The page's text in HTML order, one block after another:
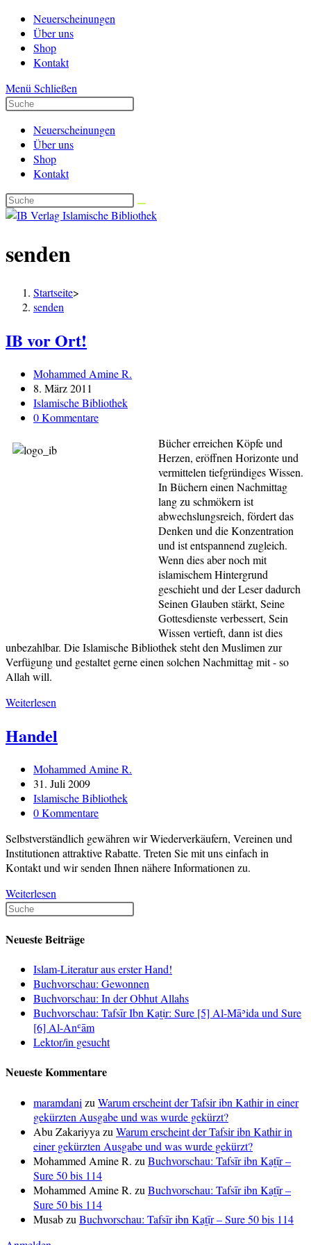
Zum
Inhalt
springen
Neuerscheinungen
Über uns
Shop
Kontakt
Menü Schließen
Neuerscheinungen
Über uns
Shop
Kontakt
senden
Startseite>
senden
IB vor Ort!
Beitrags-
Autor:
Mohammed Amine R.
Beitrag
veröffentlicht:
8. März 2011
Beitrags-
Kategorie:
Islamische Bibliothek
Beitrags-
0 Kommentare
Bücher erreichen Köpfe und
Herzen, eröffnen Horizonte und
vermittelen tiefgründiges Wissen.
In Büchern einen Nachmittag
lang zu schmökern ist
abwechslungsreich, fördert das
Denken und die Konzentration
und ist entspannend zugleich.
Wenn dies aber noch mit
islamischem Hintergrund
geschieht und der Leser dadurch
Seinen Glauben stärkt, Seine
Gottesdienste verbessert, Sein
Wissen vertieft, dann ist dies
unbezahlbar. Die Islamische Bibliothek steht den Muslimen zur
Verfügung und gestaltet gerne einen solchen Nachmittag mit - so
Allah will.
Weiterlesen
Ort!
Handel
Beitrags-
Autor:
Mohammed Amine R.
Beitrag
veröffentlicht:
31. Juli 2009
Beitrags-
Kategorie:
Islamische Bibliothek
Beitrags-
0 Kommentare
Selbstverständlich gewähren wir Wiederverkäufern, Vereinen und
Institutionen attraktive Rabatte. Treten Sie mit uns einfach in
Kontakt und wir senden Ihnen nähere Informationen zu.
Weiterlesen
Neueste Beiträge
Islam-Literatur aus erster Hand!
Buchvorschau: Gewonnen
Buchvorschau: In der Obhut Allahs
Buchvorschau: Tafsīr Ibn Kaṯir: Sure [5] Al-Māʾida und Sure
[6] Al-Anʿām
Lektor/in gesucht
Neueste Kommentare
maramdani zu Warum erscheint der Tafsir ibn Kathir in einer
gekürzten Ausgabe und was wurde gekürzt?
Abu Zakariyya zu Warum erscheint der Tafsir ibn Kathir in
einer gekürzten Ausgabe und was wurde gekürzt?
Mohammed Amine R. zu Buchvorschau: Tafsīr ibn Kaṯīr –
Sure 50 bis 114
Mohammed Amine R. zu Buchvorschau: Tafsīr ibn Kaṯīr –
Sure 50 bis 114
Musabzu Buchvorschau: Tafsīr ibn Kaṯīr – Sure 50 bis 114